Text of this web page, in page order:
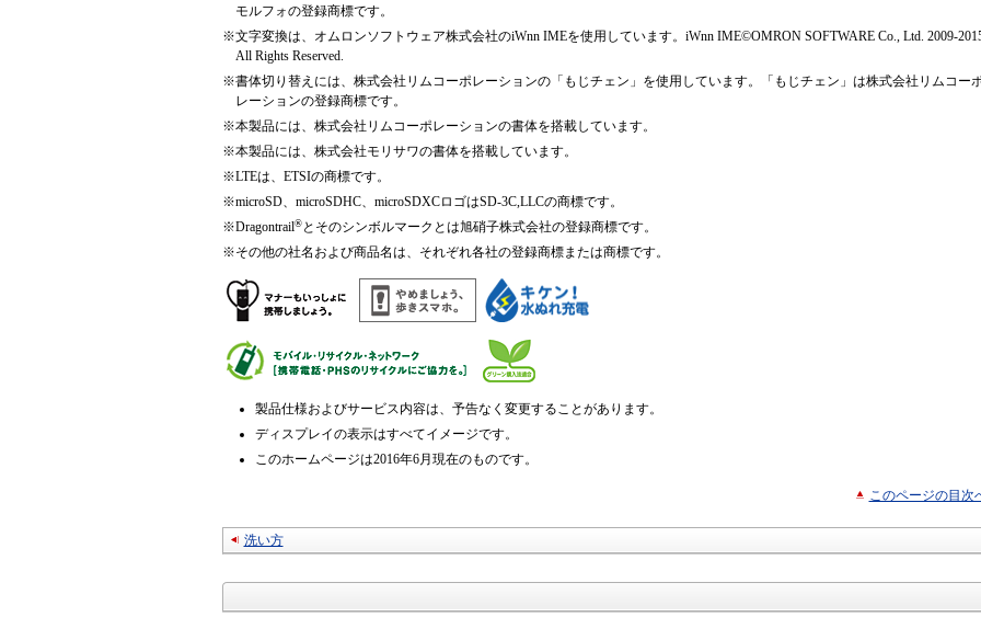
モルフォの登録商標です。
※文字変換は、オムロンソフトウェア株式会社のiWnn IMEを使用しています。iWnn IME©OMRON SOFTWARE Co., Ltd.
All Rights Reserved.
※書体切り替えには、株式会社リムコーポレーションの「もじチェン」を使用しています。「もじチェン」は株式会社リムコー
レーションの登録商標です。
※本製品には、株式会社リムコーポレーションの書体を搭載しています。
※本製品には、株式会社モリサワの書体を搭載しています。
※LTEは、ETSIの商標です。
※microSD、microSDHC、microSDXCロゴはSD-3C,LLCの商標です。
※Dragontrail®とそのシンボルマークとは旭硝子株式会社の登録商標です。
※その他の社名および商品名は、それぞれ各社の登録商標または商標です。
製品仕様およびサービス内容は、予告なく変更することがあります。
ディスプレイの表示はすべてイメージです。
このホームページは2016年6月現在のものです。
このページの目次
洗い方